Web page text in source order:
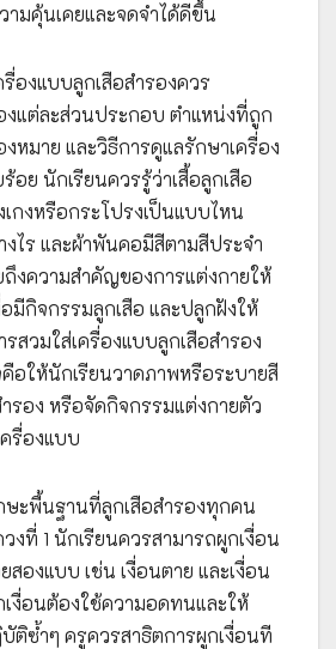
ามคุ้นเคยและจดจำได้ดีขึ้น
องแบบลูกเสือสำรองควร
แต่ละส่วนประกอบ ตำแหน่งที่ถูก
หมาย และวิธีการดูแลรักษาเครื่อง
อย นักเรียนควรรู้ว่าเสื้อลูกเสือ
เกงหรือกระโปรงเป็นแบบไหน
ไร และผ้าพันคอมีสีตามสีประจำ
งความสำคัญของการแต่งกายให้
มีกิจกรรมลูกเสือ และปลูกฝังให้
สวมใส่เครื่องแบบลูกเสือสำรอง
อให้นักเรียนวาดภาพหรือระบายสี
รอง หรือจัดกิจกรรมแต่งกายตัว
รื่องแบบ
ษะพื้นฐานที่ลูกเสือสำรองทุกคน
งที่ 1 นักเรียนควรสามารถผูกเงื่อน
องแบบ เช่น เงื่อนตาย และเงื่อน
งื่อนต้องใช้ความอดทนและให้
ติซ้ำๆ ครูควรสาธิตการผูกเงื่อนที